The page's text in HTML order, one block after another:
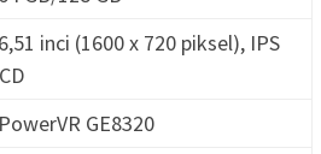
inci (1600 x 720 piksel), IPS
GE8320